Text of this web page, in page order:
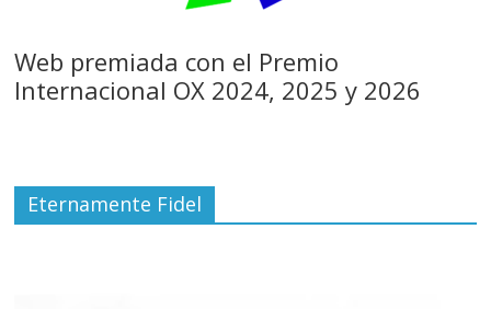
Web premiada con el Premio
Internacional OX 2024, 2025 y 2026
Eternamente Fidel